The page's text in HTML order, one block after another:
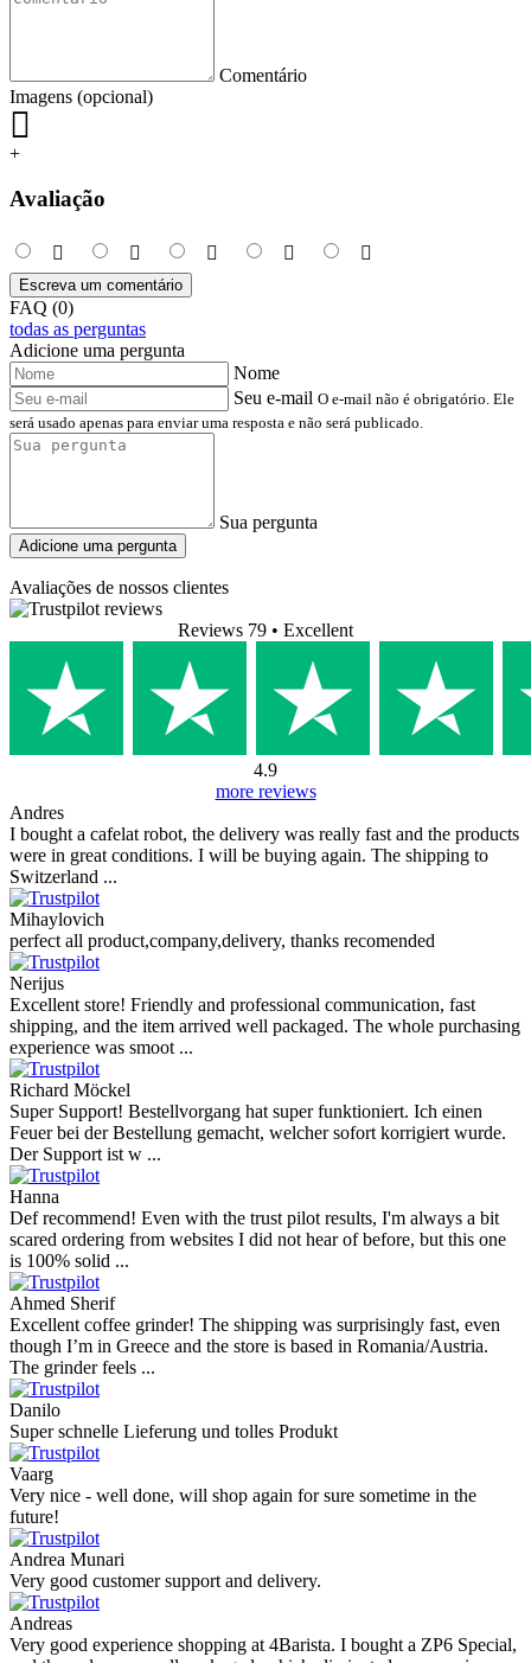
Comentário
Imagens (opcional)
+
Avaliação
Escreva um comentário
FAQ (0)
todas as perguntas
Adicione uma pergunta
Nome
Seu e-mail O e-mail não é obrigatório. Ele
será usado apenas para enviar uma resposta e não será publicado.
Sua pergunta
Adicione uma pergunta
Avaliações de nossos clientes
Reviews 79 • Excellent
4.9
more reviews
Andres
I bought a cafelat robot, the delivery was really fast and the products
were in great conditions. I will be buying again. The shipping to
Switzerland ...
Mihaylovich
perfect all product,company,delivery, thanks recomended
Nerijus
Excellent store! Friendly and professional communication, fast
shipping, and the item arrived well packaged. The whole purchasing
experience was smoot ...
Richard Möckel
Super Support! Bestellvorgang hat super funktioniert. Ich einen
Feuer bei der Bestellung gemacht, welcher sofort korrigiert wurde.
Der Support ist w ...
Hanna
Def recommend! Even with the trust pilot results, I'm always a bit
scared ordering from websites I did not hear of before, but this one
is 100% solid ...
Ahmed Sherif
Excellent coffee grinder! The shipping was surprisingly fast, even
though I’m in Greece and the store is based in Romania/Austria.
The grinder feels ...
Danilo
Super schnelle Lieferung und tolles Produkt
Vaarg
Very nice - well done, will shop again for sure sometime in the
future!
Andrea Munari
Very good customer support and delivery.
Andreas
Very good experience shopping at 4Barista. I bought a ZP6 Special,